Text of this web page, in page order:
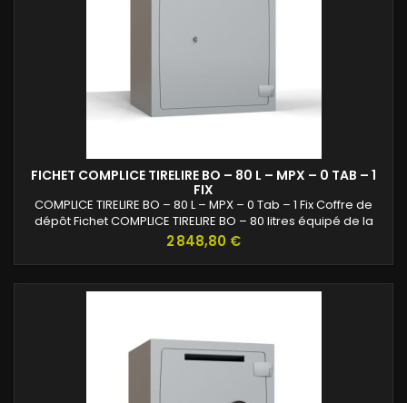
FICHET COMPLICE TIRELIRE BO – 80 L – MPX – 0 TAB – 1
FIX
COMPLICE TIRELIRE BO – 80 L – MPX – 0 Tab – 1 Fix Coffre de
dépôt Fichet COMPLICE TIRELIRE BO – 80 litres équipé de la
serrure MPX. Conçu pour le dépôt sécurisé d’espèces en
gestion des flux d’argent.
Prix
2 848,80 €